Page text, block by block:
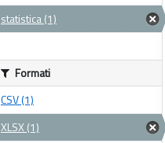
statistica (1)
Formati
CSV (1)
XLSX (1)